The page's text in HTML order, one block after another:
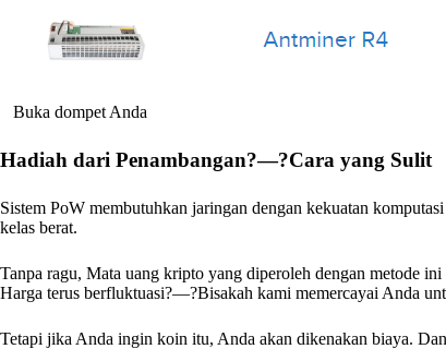
Buka dompet Anda
Hadiah dari Penambangan?—?Cara yang Sulit
Sistem PoW membutuhkan jaringan dengan kekuatan
kelas berat.
Tanpa ragu, Mata uang kripto yang diperoleh dengan metode
Harga terus berfluktuasi?—?Bisakah kami memercayai Anda
Tetapi jika Anda ingin koin itu, Anda akan dikenakan biaya.